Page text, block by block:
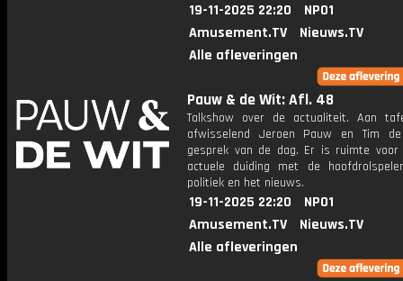
19-11-2025 22:20
NPO1
Amusement.TV
Nieuws.TV
Alle afleveringen
Pauw & de Wit: Afl. 48
Talkshow over de actualiteit. Aan
afwisselend Jeroen Pauw en Tim
gesprek van de dag. Er is ruimte
actuele duiding met de
politiek en het nieuws.
19-11-2025 22:20
NPO1
Amusement.TV
Nieuws.TV
Alle afleveringen